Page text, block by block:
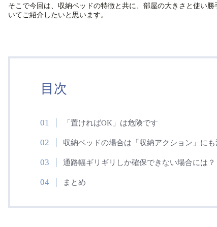
そこで今回は、収納ベッドの特徴と共に、部屋の大きさと使い
いてご紹介したいと思います。
目次
「置ければOK」は危険です
収納ベッドの場合は「収納アクション」にも
通路幅ギリギリしか確保できない場合には？
まとめ